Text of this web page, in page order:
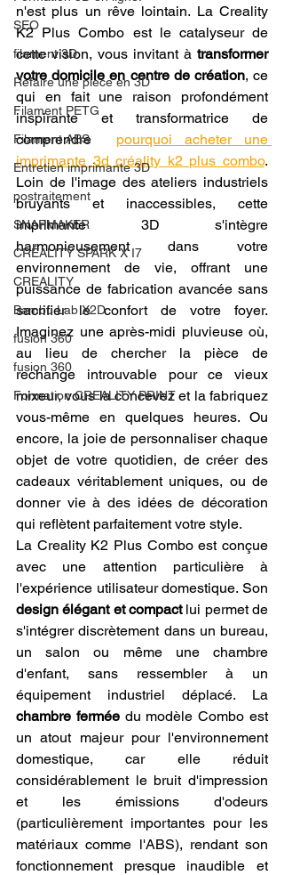
SEO
filament 3D
Refaire une piece en 3D
Filament PETG
Filament ABS
Entretien imprimante 3D
postraitement
SNAPMAKER
CRÉALITY SPARK X I7
CREALITY
Bambu Lab X2D
fusion 360
fusion 360
Formation CREALITY PRINT
n'est plus un rêve lointain. La Creality
K2 Plus Combo est le catalyseur de
cette vision, vous invitant à transformer
votre domicile en centre de création, ce
qui en fait une raison profondément
inspirante et transformatrice de
comprendre pourquoi acheter une
imprimante 3d créality k2 plus combo.
Loin de l'image des ateliers industriels
bruyants et inaccessibles, cette
imprimante 3D s'intègre
harmonieusement dans votre
environnement de vie, offrant une
puissance de fabrication avancée sans
sacrifier le confort de votre foyer.
Imaginez une après-midi pluvieuse où,
au lieu de chercher la pièce de
rechange introuvable pour ce vieux
mixeur, vous la concevez et la fabriquez
vous-même en quelques heures. Ou
encore, la joie de personnaliser chaque
objet de votre quotidien, de créer des
cadeaux véritablement uniques, ou de
donner vie à des idées de décoration
qui reflètent parfaitement votre style.
La Creality K2 Plus Combo est conçue
avec une attention particulière à
design élégant et compact lui permet de
s'intégrer discrètement dans un bureau,
un salon ou même une chambre
d'enfant, sans ressembler à un
chambre fermée du modèle Combo est
un atout majeur pour l'environnement
domestique, car elle réduit
considérablement le bruit d'impression
et les émissions d'odeurs
(particulièrement importantes pour les
matériaux comme l'ABS), rendant son
fonctionnement presque inaudible et